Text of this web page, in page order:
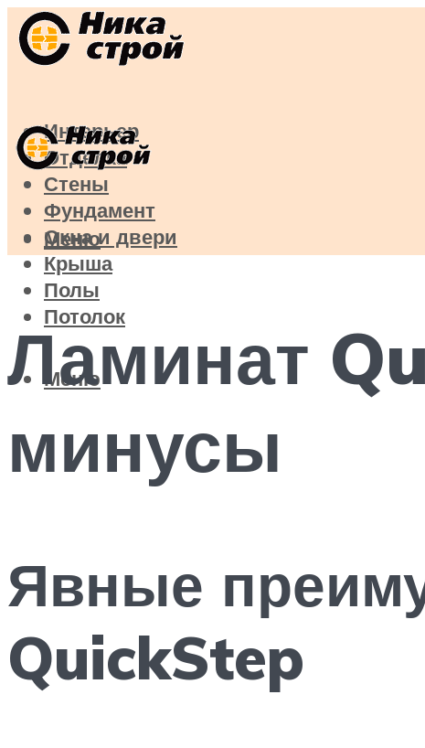
Интерьер
Отделка
Стены
Фундамент
Окна и двери
Крыша
Полы
Потолок
Меню
Меню
Ламинат
минусы
Явные
QuickStep